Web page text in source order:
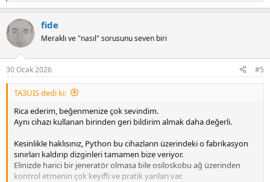
e
c
t
i
s
:
fide
Meraklı ve "nasıl" sorusunu seven biri
30 Ocak 2026 #5
TA3UIS dedi ki:
Rica ederim, beğenmenize çok sevindim.
Aynı cihazı kullanan birinden geri bildirim almak daha değerli.
Kesinlikle haklısınız, Python bu cihazların üzerindeki o fabrikasyon
sınırları kaldırıp dizginleri tamamen bize veriyor.
Elinizde harici bir jeneratör olmasa bile osiloskobu ağ üzerinden
kontrol etmenin çok keyifli ve pratik yanları var.